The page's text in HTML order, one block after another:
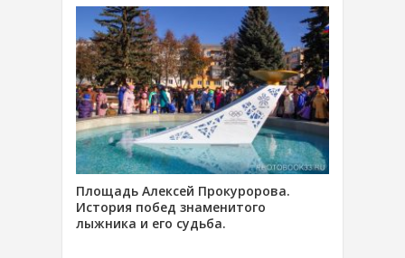
Площадь Алексей Прокуророва.
История побед знаменитого
лыжника и его судьба.